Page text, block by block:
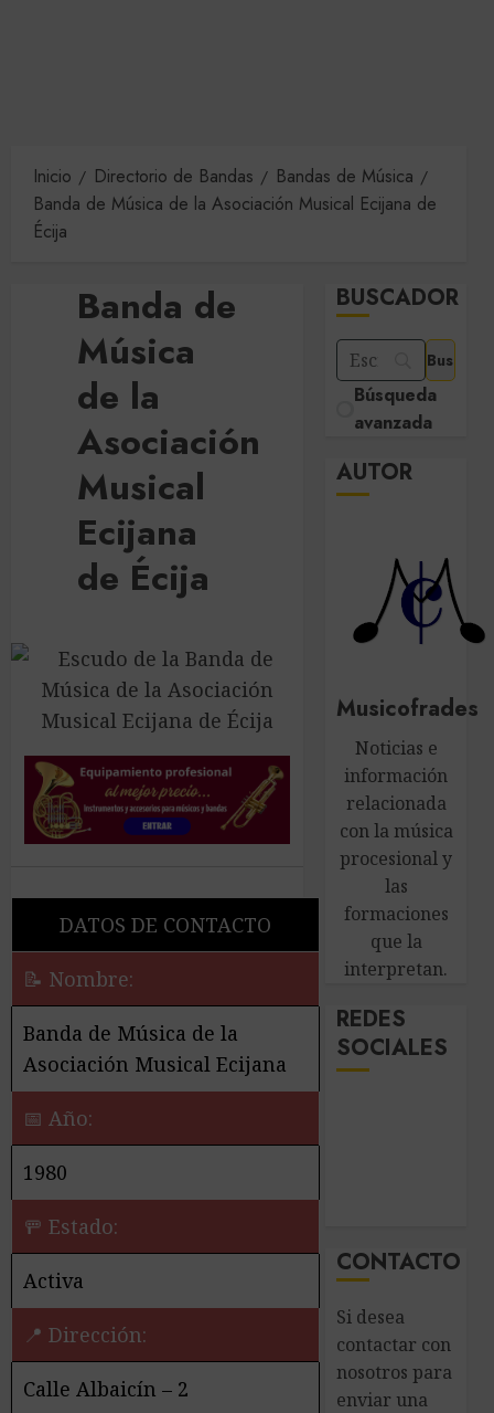
Inicio Directorio de Bandas
Bandas de Música
Banda de Música de la Asociación Musical Ecijana de
Écija
Banda de
Música
de la
Asociación
Musical
Ecijana
de Écija
DATOS DE CONTACTO
📝 Nombre:
Banda de Música de la
Asociación Musical Ecijana
📅 Año:
1980
🚥 Estado:
Activa
📍 Dirección:
Calle Albaicín – 2
BUSCADOR
Búsqueda
avanzada
AUTOR
Musicofrades
Noticias e
información
relacionada
con la música
procesional y
las
formaciones
que la
interpretan.
REDES
SOCIALES
CONTACTO
Si desea
contactar con
nosotros para
enviar una